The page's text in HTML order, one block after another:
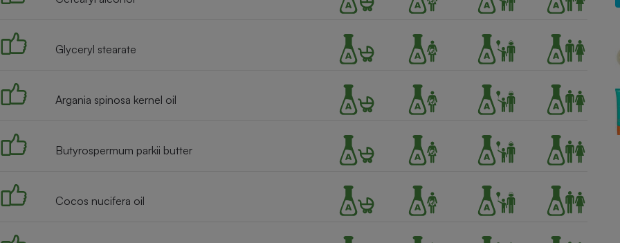
Glyceryl stearate
Argania spinosa kernel oil
Butyrospermum parkii butter
Cocos nucifera oil
Appareil photo
numérique
Électricité - Gaz
Lessive